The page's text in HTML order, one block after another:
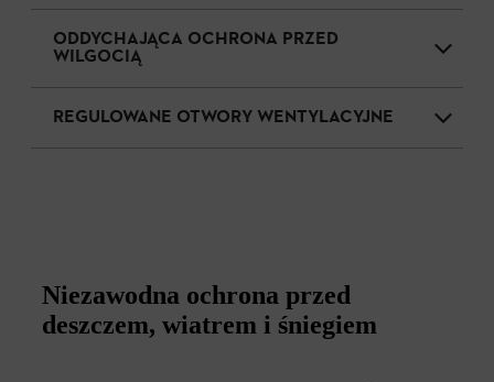
ODDYCHAJĄCA OCHRONA PRZED
WILGOCIĄ
REGULOWANE OTWORY WENTYLACYJNE
Niezawodna ochrona przed
deszczem, wiatrem i śniegiem